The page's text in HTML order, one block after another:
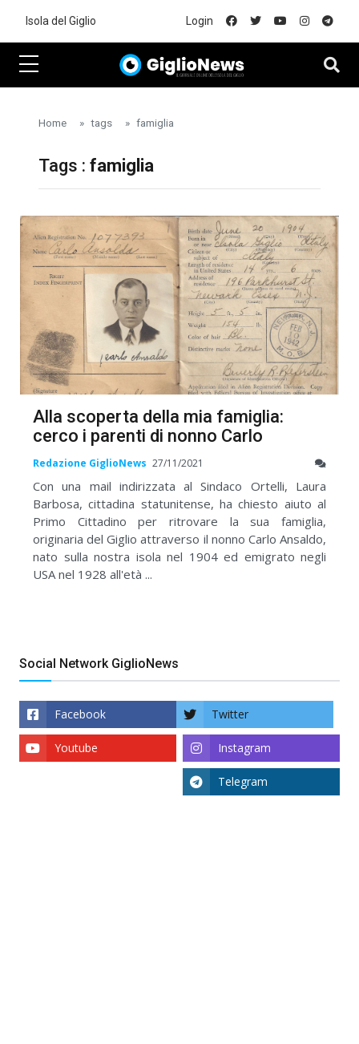
Isola del Giglio Login
Home tags famiglia
Tags : famiglia
Alla scoperta della mia famiglia:
cerco i parenti di nonno Carlo
Redazione GiglioNews 27/11/2021
Con una mail indirizzata al Sindaco Ortelli, Laura
Barbosa, cittadina statunitense, ha chiesto aiuto al
Primo Cittadino per ritrovare la sua famiglia,
originaria del Giglio attraverso il nonno Carlo Ansaldo,
nato sulla nostra isola nel 1904 ed emigrato negli
USA nel 1928 all'età ...
Social Network GiglioNews
Facebook Twitter
Instagram
Youtube
Telegram